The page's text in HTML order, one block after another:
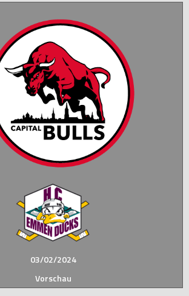
03/02/2024
Vorschau